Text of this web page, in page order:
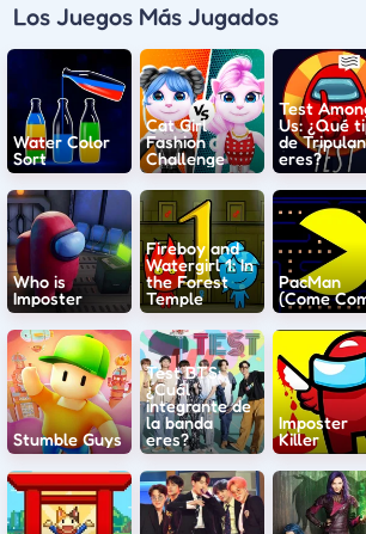
Los Juegos Más Jugados
Water Color
Sort
Cat Girl
Fashion
Challenge
Test
Us: ¿Qué
de
eres?
Who is
Imposter
Fireboy and
Watergirl 1: In
the Forest
Temple
PacMan
(Come
Stumble Guys
Test BTS:
¿Cuál
integrante de
la banda
eres?
Imposter
Killer